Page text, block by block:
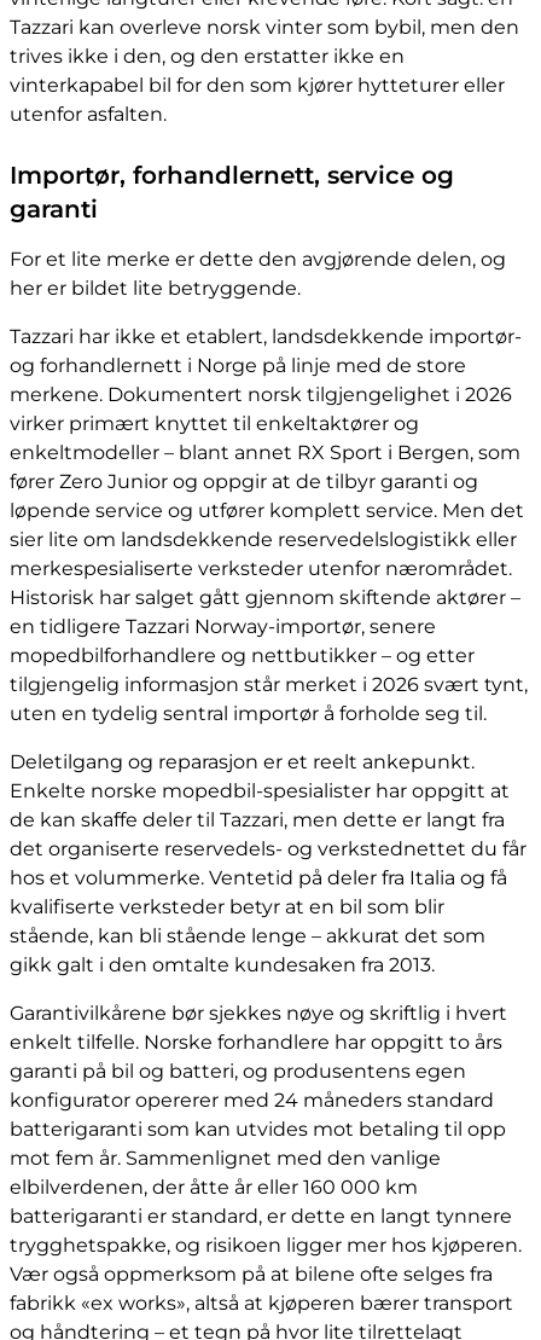
Tazzari kan overleve norsk vinter som bybil, men den
trives ikke i den, og den erstatter ikke en
vinterkapabel bil for den som kjører hytteturer eller
utenfor asfalten.
Importør, forhandlernett, service og
garanti
For et lite merke er dette den avgjørende delen, og
her er bildet lite betryggende.
Tazzari har ikke et etablert, landsdekkende importør-
og forhandlernett i Norge på linje med de store
merkene. Dokumentert norsk tilgjengelighet i 2026
virker primært knyttet til enkeltaktører og
enkeltmodeller – blant annet RX Sport i Bergen, som
fører Zero Junior og oppgir at de tilbyr garanti og
løpende service og utfører komplett service. Men det
sier lite om landsdekkende reservedelslogistikk eller
merkespesialiserte verksteder utenfor nærområdet.
Historisk har salget gått gjennom skiftende aktører –
en tidligere Tazzari Norway-importør, senere
mopedbilforhandlere og nettbutikker – og etter
tilgjengelig informasjon står merket i 2026 svært tynt,
uten en tydelig sentral importør å forholde seg til.
Deletilgang og reparasjon er et reelt ankepunkt.
Enkelte norske mopedbil-spesialister har oppgitt at
de kan skaffe deler til Tazzari, men dette er langt fra
det organiserte reservedels- og verkstednettet du får
hos et volummerke. Ventetid på deler fra Italia og få
kvalifiserte verksteder betyr at en bil som blir
stående, kan bli stående lenge – akkurat det som
gikk galt i den omtalte kundesaken fra 2013.
Garantivilkårene bør sjekkes nøye og skriftlig i hvert
enkelt tilfelle. Norske forhandlere har oppgitt to års
garanti på bil og batteri, og produsentens egen
konfigurator opererer med 24 måneders standard
batterigaranti som kan utvides mot betaling til opp
mot fem år. Sammenlignet med den vanlige
elbilverdenen, der åtte år eller 160 000 km
batterigaranti er standard, er dette en langt tynnere
trygghetspakke, og risikoen ligger mer hos kjøperen.
Vær også oppmerksom på at bilene ofte selges fra
fabrikk «ex works», altså at kjøperen bærer transport
og håndtering – et tegn på hvor lite tilrettelagt